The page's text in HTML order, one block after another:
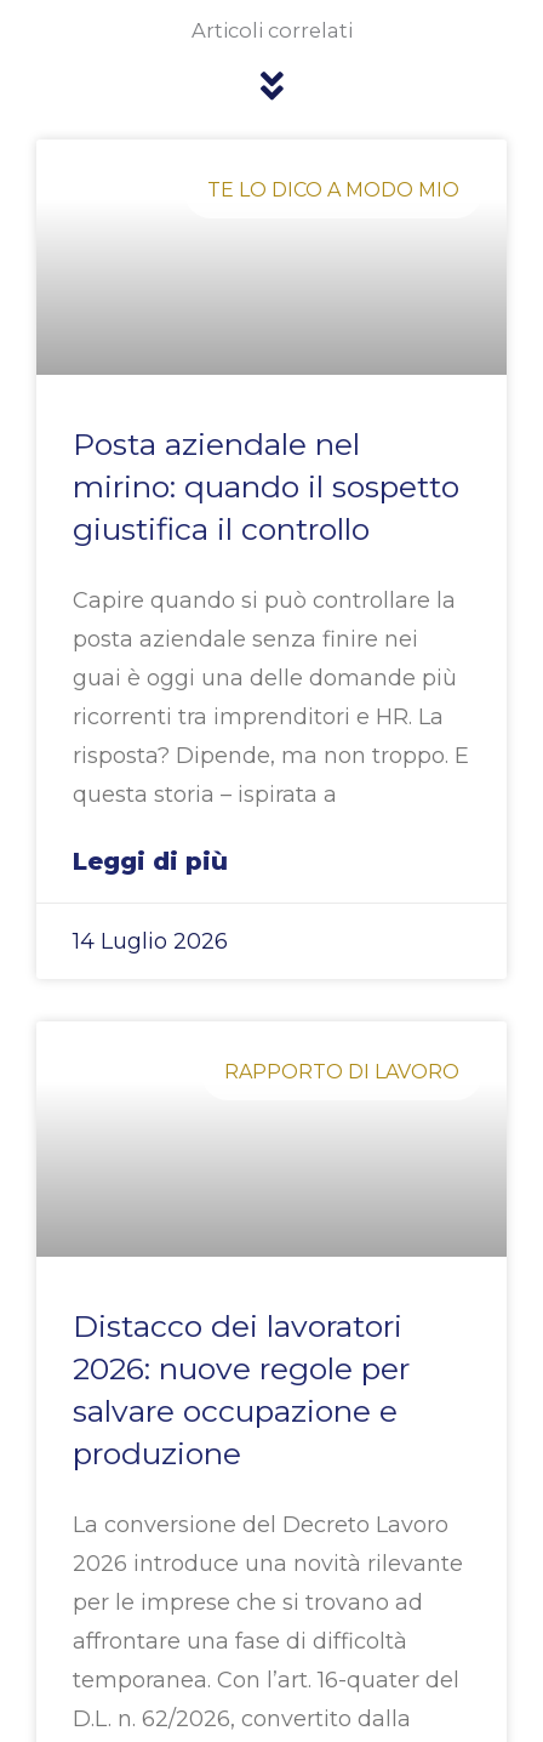
Articoli correlati
TE LO DICO A MODO MIO
Posta aziendale nel
mirino: quando il sospetto
giustifica il controllo
Capire quando si può controllare la
posta aziendale senza finire nei
guai è oggi una delle domande più
ricorrenti tra imprenditori e HR. La
risposta? Dipende, ma non troppo. E
questa storia – ispirata a
Leggi di più
14 Luglio 2026
RAPPORTO DI LAVORO
Distacco dei lavoratori
2026: nuove regole per
salvare occupazione e
produzione
La conversione del Decreto Lavoro
2026 introduce una novità rilevante
per le imprese che si trovano ad
affrontare una fase di difficoltà
temporanea. Con l’art. 16-quater del
D.L. n. 62/2026, convertito dalla